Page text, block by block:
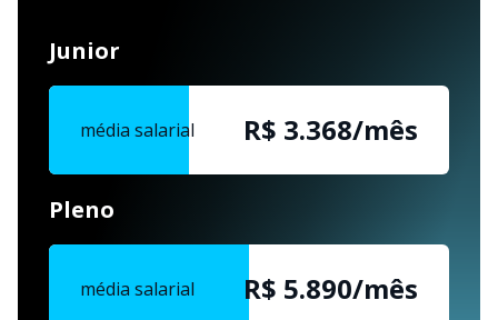
Junior
média salarial R$ 3.368/mês
Pleno
média salarial R$ 5.890/mês